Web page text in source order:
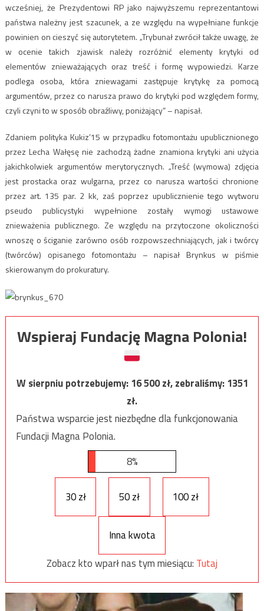
wcześniej, że Prezydentowi RP jako najwyższemu reprezentantowi
państwa należny jest szacunek, a ze względu na wypełniane funkcje
powinien on cieszyć się autorytetem. „Trybunał zwrócił także uwagę, że
w ocenie takich zjawisk należy rozróżnić elementy krytyki od
elementów znieważających oraz treść i formę wypowiedzi. Karze
podlega osoba, która zniewagami zastępuje krytykę za pomocą
argumentów, przez co narusza prawo do krytyki pod względem formy,
czyli czyni to w sposób obraźliwy, poniżający” – napisał.
Zdaniem polityka Kukiz’15 w przypadku fotomontażu upublicznionego
przez Lecha Wałęsę nie zachodzą żadne znamiona krytyki ani użycia
jakichkolwiek argumentów merytorycznych. „Treść (wymowa) zdjęcia
jest prostacka oraz wulgarna, przez co narusza wartości chronione
przez art. 135 par. 2 kk, zaś poprzez upublicznienie tego wytworu
pseudo publicystyki wypełnione zostały wymogi ustawowe
znieważenia publicznego. Ze względu na przytoczone okoliczności
wnoszę o ściganie zarówno osób rozpowszechniających, jak i twórcy
(twórców) opisanego fotomontażu – napisał Brynkus w piśmie
skierowanym do prokuratury.
Wspieraj Fundację Magna Polonia!
W sierpniu potrzebujemy:16 500zł, zebraliśmy:1351
zł.
Państwa wsparcie jest niezbędne dla funkcjonowania
Fundacji Magna Polonia.
8%
30 zł 50 zł 100 zł
Inna kwota
Zobacz kto wparł nas tym miesiącu: Tutaj